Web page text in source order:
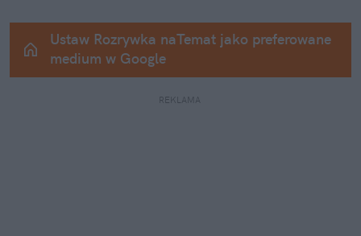
Ustaw Rozrywka naTemat jako preferowane
medium w Google
REKLAMA